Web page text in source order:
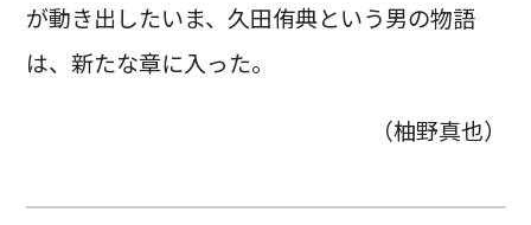
が動き出したいま、久田侑典という男の物語
は、新たな章に入った。
（柚野真也）